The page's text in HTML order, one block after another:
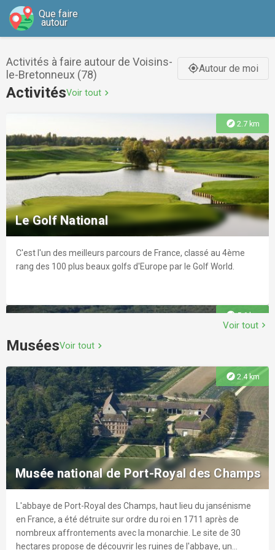
Que faire
autour
Activités à faire autour de Voisins-
le-Bretonneux (78)
gps_fixedAutour de moi
ActivitésVoir tout chevron_right
explore 2.7 km
Le Golf National
C'est l'un des meilleurs parcours de France, classé au 4ème
rang des 100 plus beaux golfs d'Europe par le Golf World.
explore5.6 km
Daily golf
Le Golf de Buc Toussus est situé en région parisienne, dans les
Yvelines (78), près de la Vallée de Chevreuse. Il est facilement
accessible par la N118, à 20 minutes du pont de Sèvres, et par
la D938, à 5 minutes de Versailles.
explore5.6 km
Voir tout chevron_right
MuséesVoir tout chevron_right
explore 2.4 km
Musée national de Port-Royal des Champs
L'abbaye de Port-Royal des Champs, haut lieu du jansénisme
en France, a été détruite sur ordre du roi en 1711 après de
nombreux affrontements avec la monarchie. Le site de 30
hectares propose de découvrir les ruines de l'abbaye, un